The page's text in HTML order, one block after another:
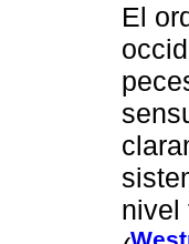
El
nivel